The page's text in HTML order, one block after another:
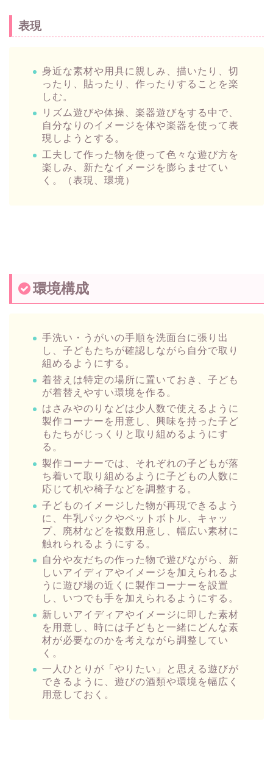
表現
身近な素材や用具に親しみ、描いたり、切
ったり、貼ったり、作ったりすることを楽
しむ。
リズム遊びや体操、楽器遊びをする中で、
自分なりのイメージを体や楽器を使って表
現しようとする。
工夫して作った物を使って色々な遊び方を
楽しみ、新たなイメージを膨らませてい
く。（表現、環境）
環境構成
手洗い・うがいの手順を洗面台に張り出
し、子どもたちが確認しながら自分で取り
組めるようにする。
着替えは特定の場所に置いておき、子ども
が着替えやすい環境を作る。
はさみやのりなどは少人数で使えるように
製作コーナーを用意し、興味を持った子ど
もたちがじっくりと取り組めるようにす
る。
製作コーナーでは、それぞれの子どもが落
ち着いて取り組めるように子どもの人数に
応じて机や椅子などを調整する。
子どものイメージした物が再現できるよう
に、牛乳パックやペットボトル、キャッ
プ、廃材などを複数用意し、幅広い素材に
触れられるようにする。
自分や友だちの作った物で遊びながら、新
しいアイディアやイメージを加えられるよ
うに遊び場の近くに製作コーナーを設置
し、いつでも手を加えられるようにする。
新しいアイディアやイメージに即した素材
を用意し、時には子どもと一緒にどんな素
材が必要なのかを考えながら調整してい
く。
一人ひとりが「やりたい」と思える遊びが
できるように、遊びの酒類や環境を幅広く
用意しておく。